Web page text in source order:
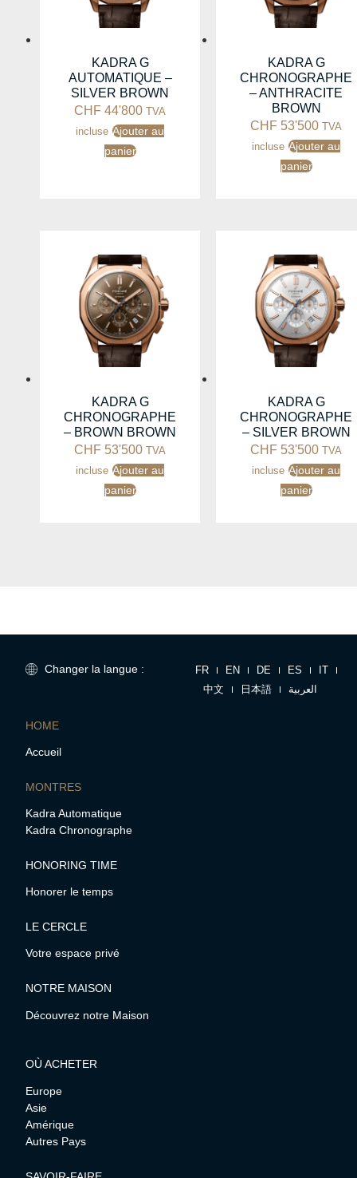
KADRA G
AUTOMATIQUE –
SILVER BROWN
CHF 44'800 TVA
incluse Ajouter au
panier
KADRA G
CHRONOGRAPHE
– ANTHRACITE
BROWN
CHF 53'500 TVA
incluse Ajouter au
panier
KADRA G
CHRONOGRAPHE
– BROWN BROWN
CHF 53'500 TVA
incluse Ajouter au
panier
KADRA G
CHRONOGRAPHE
– SILVER BROWN
CHF 53'500 TVA
incluse Ajouter au
panier
Changer la langue : FR EN DE ES
IT
中文
日本語 العربية
HOME
Accueil
MONTRES
Kadra Automatique
Kadra Chronographe
HONORING TIME
Honorer le temps
LE CERCLE
Votre espace privé
NOTRE MAISON
Découvrez notre Maison
OÙ ACHETER
Europe
Asie
Amérique
Autres Pays